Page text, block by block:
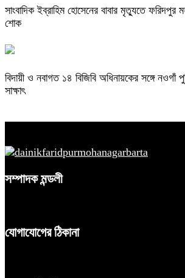
সাংবাদিক ইব্রাহিম হোসেনের বাবার মৃত্যুতে ফরিদপুর
শোক
বিদায়ী ও নবাগত ১৪ বিজিবি অধিনায়কের সঙ্গে
সাক্ষাৎ
সম্পাদক মন্ডলী
যোগাযোগের ঠিকানা